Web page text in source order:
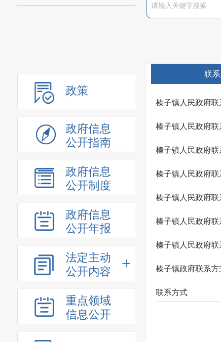
政策
政府信息
公开指南
政府信息
公开制度
政府信息
公开年报
法定主动
公开内容
重点领域
信息公开
联
榛子镇人民政府联
榛子镇人民政府联
榛子镇人民政府联
榛子镇人民政府联
榛子镇人民政府联
榛子镇人民政府联
榛子镇人民政府联
榛子镇政府联系方
联系方式